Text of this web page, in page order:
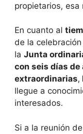
propietarios, esa
En cuanto al
de la
la Junta
con seis días de
extraordinarias,
llegue a
interesados.
Si a la reunión